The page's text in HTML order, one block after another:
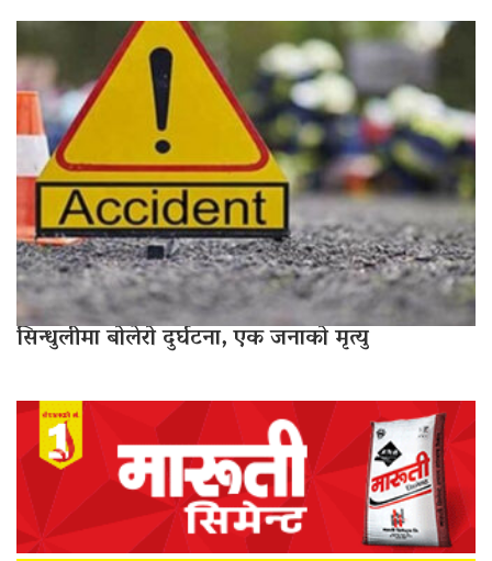
सिन्धुलीमा बोलेरो दुर्घटना, एक जनाको मृत्यु